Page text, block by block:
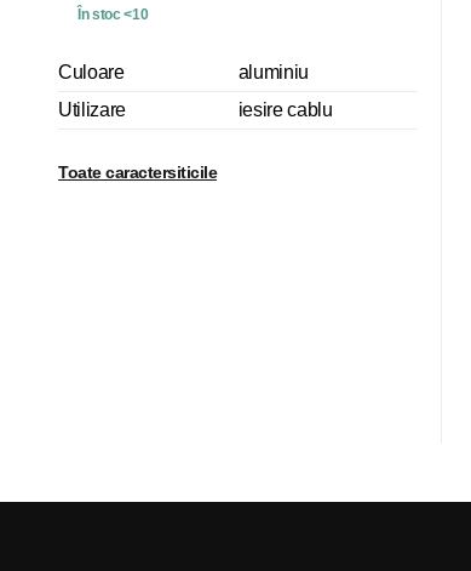
În stoc <10
Culoare
aluminiu
Utilizare
iesire cablu
Toate caractersiticile